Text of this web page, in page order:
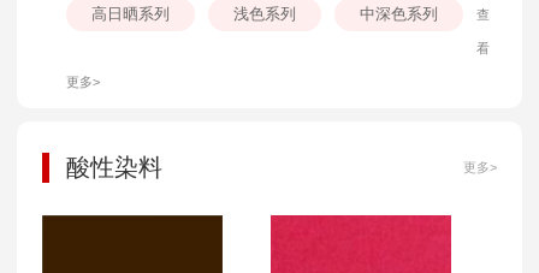
高日晒系列 浅色系列 中深色系列 查
看
更多>
酸性染料 更多>